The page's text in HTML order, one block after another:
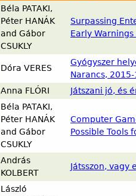
Béla PATAKI,
Péter HANÁK
and Gábor
CSUKLY
Surpassing
Early
Dóra VERES
Gyógyszer
Narancs,
Anna FLÓRI
Játszani jó, és
Béla PATAKI,
Péter HANÁK
and Gábor
CSUKLY
Computer
Possible Tools
András
KOLBERT
Játsszon, vagy
László